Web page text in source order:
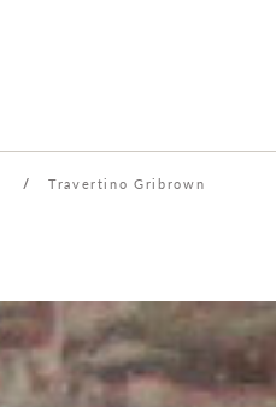
/ Travertino Gribrown